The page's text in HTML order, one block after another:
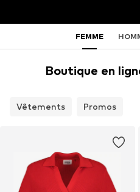
FEMME
Boutique en
Vêtements Promos